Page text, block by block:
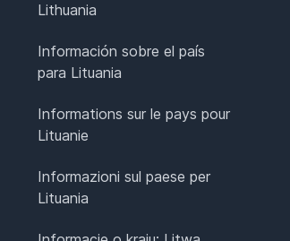
Lithuania
Información sobre el país
para Lituania
Informations sur le pays pour
Lituanie
Informazioni sul paese per
Lituania